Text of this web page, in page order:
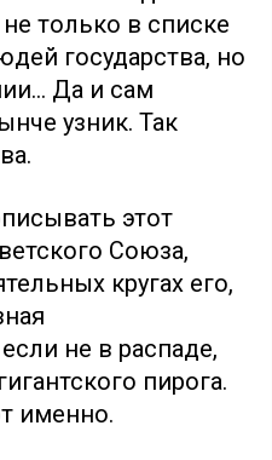
только в списке
государства, но
Да и сам
узник. Так
этот
Союза,
кругах его,
не в распаде,
пирога.
именно.